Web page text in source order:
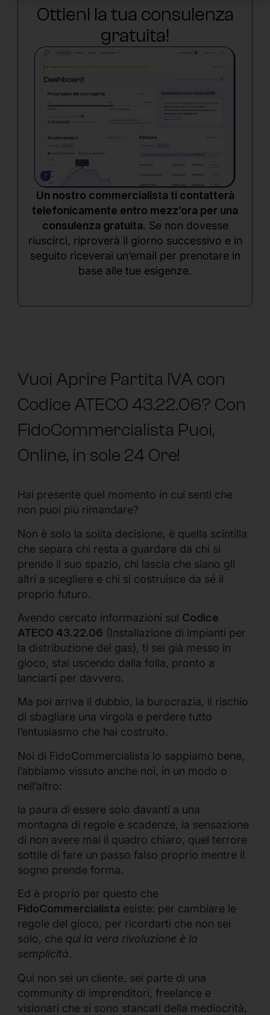
Ottieni la tua consulenza
gratuita!
Un nostro commercialista ti contatterà
telefonicamente entro mezz’ora per una
consulenza gratuita. Se non dovesse
riuscirci, riproverà il giorno successivo e in
seguito riceverai un’email per prenotare in
base alle tue esigenze.
Vuoi Aprire Partita IVA con
Codice ATECO 43.22.06? Con
FidoCommercialista Puoi,
Online, in sole 24 Ore!
Hai presente quel momento in cui senti che
non puoi più rimandare?
Non è solo la solita decisione, è quella scintilla
che separa chi resta a guardare da chi si
prende il suo spazio, chi lascia che siano gli
altri a scegliere e chi si costruisce da sé il
proprio futuro.
Avendo cercato informazioni sul Codice
ATECO 43.22.06 (Installazione di impianti per
la distribuzione del gas), ti sei già messo in
gioco, stai uscendo dalla folla, pronto a
lanciarti per davvero.
Ma poi arriva il dubbio, la burocrazia, il rischio
di sbagliare una virgola e perdere tutto
l’entusiasmo che hai costruito.
Noi di FidoCommercialista lo sappiamo bene,
l’abbiamo vissuto anche noi, in un modo o
nell’altro:
la paura di essere solo davanti a una
montagna di regole e scadenze, la sensazione
di non avere mai il quadro chiaro, quel terrore
sottile di fare un passo falso proprio mentre il
sogno prende forma.
Ed è proprio per questo che
FidoCommercialista esiste: per cambiare le
regole del gioco, per ricordarti che non sei
solo, che qui la vera rivoluzione è la
semplicità.
Qui non sei un cliente, sei parte di una
community di imprenditori, freelance e
visionari che si sono stancati della mediocrità,